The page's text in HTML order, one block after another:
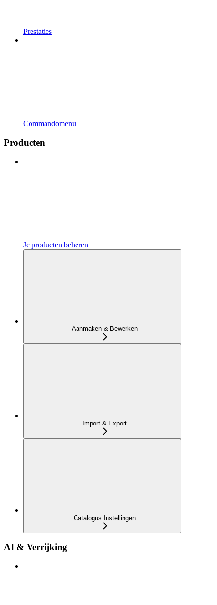
Prestaties
Commandomenu
Producten
Je producten beheren
Aanmaken & Bewerken
Import & Export
Catalogus Instellingen
AI & Verrijking